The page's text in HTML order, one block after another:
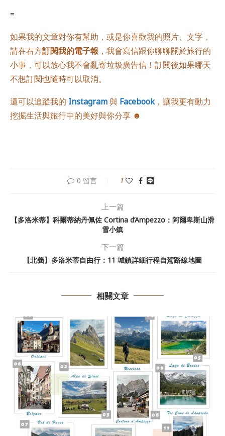
=
如果我的文章對你有幫助，或是你喜歡我的照片、文字，
請在右方訂閱我的電子報 ，我會寫信跟你聊聊關於旅行的
小事，可以放心我不會亂寄垃圾廣告信！訂閱後如果哪天
不想訂閱也隨時可以取消。
還可以追蹤我的 Instagram與 Facebook，讓我更有動力
挖掘生活與旅行中的美好與你分享 ☻
0 留言 1
上一篇
【多洛米蒂】科爾蒂納丹佩佐 Cortina d’Ampezzo：阿爾卑斯山滑
雪小鎮
下一篇
【北義】多洛米蒂自由行：11 城鎮詳細行程自駕路線地圖
相關文章